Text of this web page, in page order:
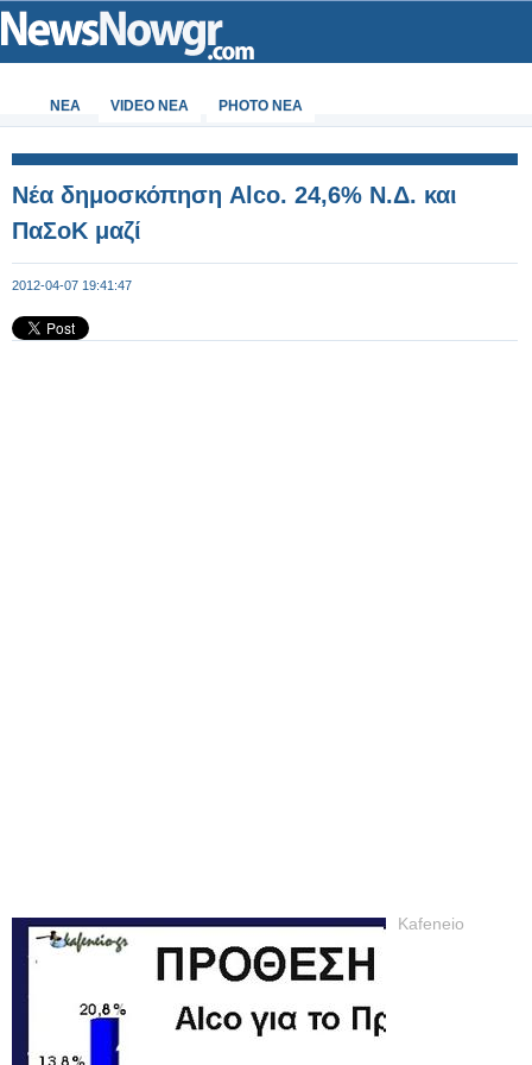
ΝΕΑ VIDEO NEA PHOTO NEA
Νέα δημοσκόπηση Alco. 24,6% N.Δ. και
ΠαΣοΚ μαζί
2012-04-07 19:41:47
Kafeneio